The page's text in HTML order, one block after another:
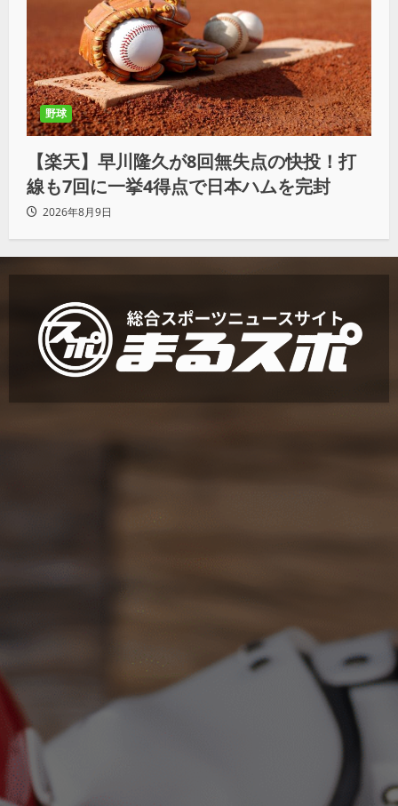
野球
【楽天】早川隆久が8回無失点の快投！打
線も7回に一挙4得点で日本ハムを完封
2026年8月9日